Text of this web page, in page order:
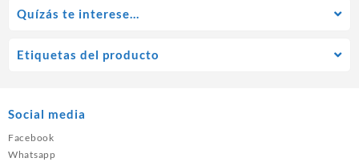
Quízás te interese…
Etiquetas del producto
Social media
Facebook
Whatsapp